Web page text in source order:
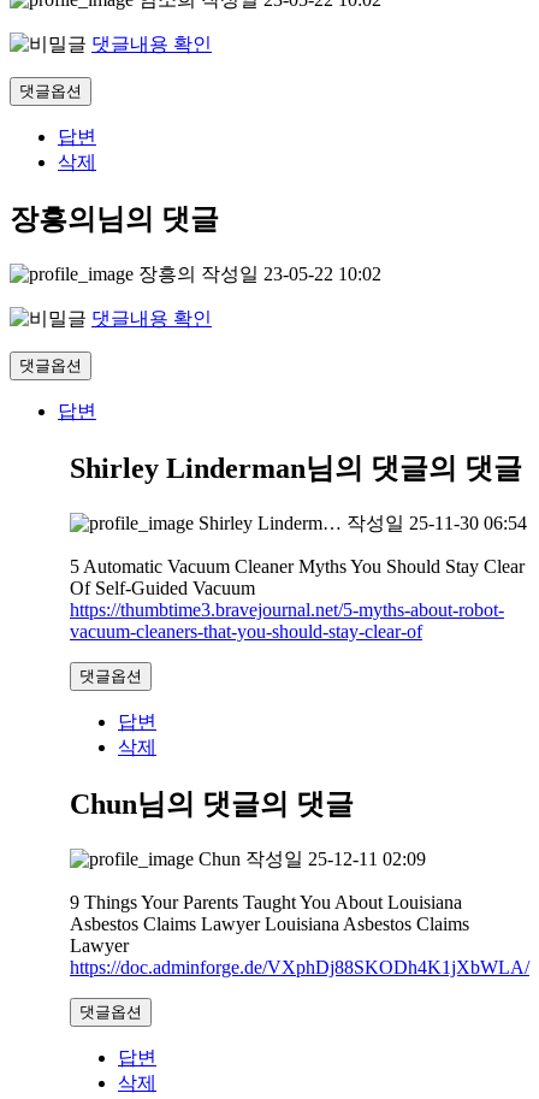
댓글내용 확인
댓글옵션
답변
삭제
장흥의님의 댓글
장흥의 작성일 23-05-22 10:02
댓글내용 확인
댓글옵션
답변
Shirley Linderman님의 댓글의 댓글
Shirley Linderm… 작성일 25-11-30 06:54
5 Automatic Vacuum Cleaner Myths You Should Stay Clear
Of Self-Guided Vacuum
https://thumbtime3.bravejournal.net/5-myths-about-robot-
vacuum-cleaners-that-you-should-stay-clear-of
댓글옵션
답변
삭제
Chun님의 댓글의 댓글
Chun 작성일 25-12-11 02:09
9 Things Your Parents Taught You About Louisiana
Asbestos Claims Lawyer Louisiana Asbestos Claims
Lawyer
https://doc.adminforge.de/VXphDj88SKODh4K1jXbWLA/
댓글옵션
답변
삭제